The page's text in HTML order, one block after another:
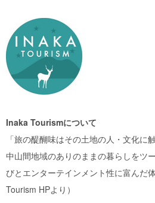
Inaka Tourismについて
「旅の醍醐味はその土地の人・文化に
中山間地域のありのままの暮らしをツ
びとエンターテインメント性に富んだ
Tourism HPより）